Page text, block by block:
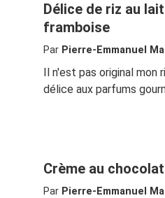
Délice de riz au
framboise
Par Pierre-Emmanuel
Il n'est pas original mon
délice aux parfums
Crème au
Par Pierre-Emmanuel